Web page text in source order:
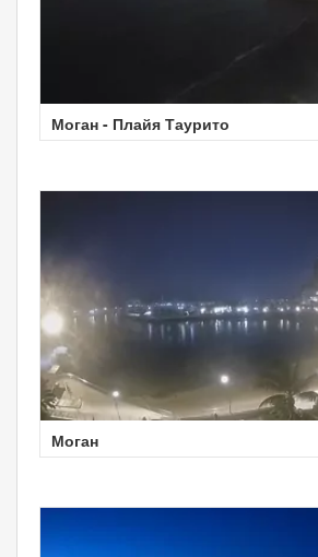
Моган - Плайя Таурито
Моган